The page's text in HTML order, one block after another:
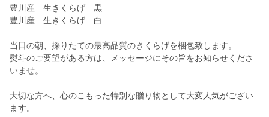
豊川産 生きくらげ 黒
豊川産 生きくらげ 白
当日の朝、採りたての最高品質のきくらげを梱包致します。
熨斗のご要望がある方は、メッセージにその旨をお知らせくださ
いませ。
大切な方へ、心のこもった特別な贈り物として大変人気がござい
ます。